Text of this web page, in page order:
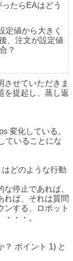
たらEAはどう
定値から大きく
、注文が設定値
？
させていただきま
を提起し、蒸し返
変化している。
ていることにな
どのような行動
停止であれば、
れば、それは質問
ンする、ロボット
・・。
？ ポイント 1) と